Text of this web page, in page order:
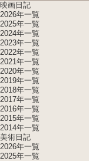
映画日記
2026年一覧
2025年一覧
2024年一覧
2023年一覧
2022年一覧
2021年一覧
2020年一覧
2019年一覧
2018年一覧
2017年一覧
2016年一覧
2015年一覧
2014年一覧
美術日記
2026年一覧
2025年一覧